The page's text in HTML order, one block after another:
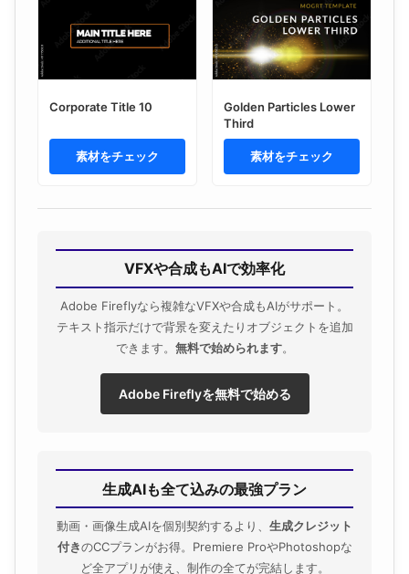
Corporate Title 10
素材をチェック
Golden Particles Lower
Third
素材をチェック
VFXや合成もAIで効率化
Adobe Fireflyなら複雑なVFXや合成もAIがサポート。
テキスト指示だけで背景を変えたりオブジェクトを追加
できます。 無料で始められます。
Adobe Fireflyを無料で始める
生成AIも全て込みの最強プラン
動画・画像生成AIを個別契約するより、 生成クレジット
付きのCCプランがお得。Premiere ProやPhotoshopな
ど全アプリが使え、制作の全てが完結します。